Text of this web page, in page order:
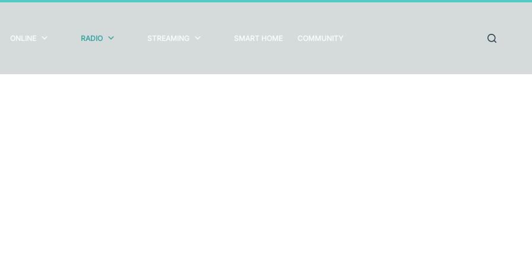
ONLINE RADIO STREAMING SMART HOME COMMUNITY